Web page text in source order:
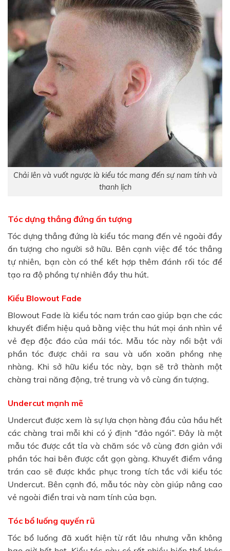
Chải lên và vuốt ngược là kiểu tóc mang đến sự nam tính và
thanh lịch
Tóc dựng thẳng đứng ấn tượng
Tóc dựng thẳng đứng là kiểu tóc mang đến vẻ ngoài đầy
ấn tượng cho người sở hữu. Bên cạnh việc để tóc thẳng
tự nhiên, bạn còn có thể kết hợp thêm đánh rối tóc để
tạo ra độ phồng tự nhiên đầy thu hút.
Kiểu Blowout Fade
Blowout Fade là kiểu tóc nam trán cao giúp bạn che các
khuyết điểm hiệu quả bằng việc thu hút mọi ánh nhìn về
vẻ đẹp độc đáo của mái tóc. Mẫu tóc này nổi bật với
phần tóc được chải ra sau và uốn xoăn phồng nhẹ
nhàng. Khi sở hữu kiểu tóc này, bạn sẽ trở thành một
chàng trai năng động, trẻ trung và vô cùng ấn tượng.
Undercut mạnh mẽ
Undercut được xem là sự lựa chọn hàng đầu của hầu hết
các chàng trai mỗi khi có ý định “đảo ngói”. Đây là một
mẫu tóc được cắt tỉa và chăm sóc vô cùng đơn giản với
phần tóc hai bên được cắt gọn gàng. Khuyết điểm vầng
trán cao sẽ được khắc phục trong tích tắc với kiểu tóc
Undercut. Bên cạnh đó, mẫu tóc này còn giúp nâng cao
vẻ ngoài điển trai và nam tính của bạn.
Tóc bổ luống quyến rũ
Tóc bổ luống đã xuất hiện từ rất lâu nhưng vẫn không